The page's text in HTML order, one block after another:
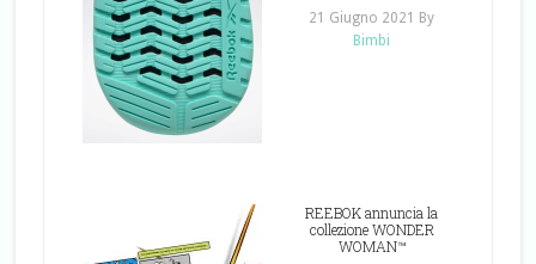
21 Giugno 2021 By
Bimbi
REEBOK annuncia la
collezione WONDER
WOMAN™